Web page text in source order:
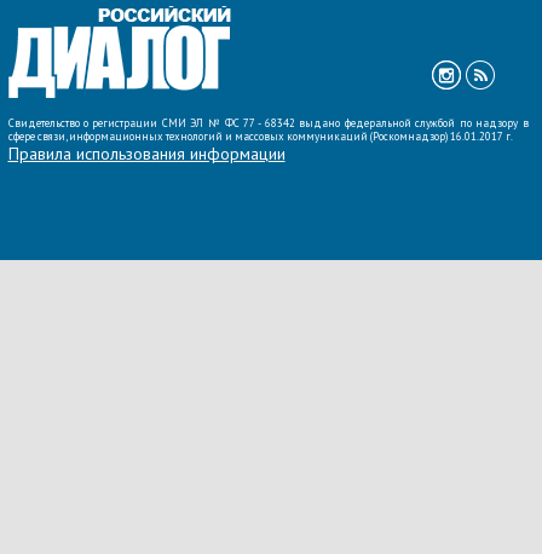
Свидетельство о регистрации СМИ ЭЛ № ФС 77 - 68342 выдано федеральной службой по надзору в
сфере связи, информационных технологий и массовых коммуникаций (Роскомнадзор) 16.01.2017 г.
Правила использования информации